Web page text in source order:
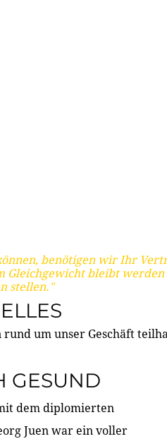
benötigen wir Ihr
Gleichgewicht bleibt
stellen."
um unser Geschäft
GESUND
dem diplomierten
Juen war ein voller